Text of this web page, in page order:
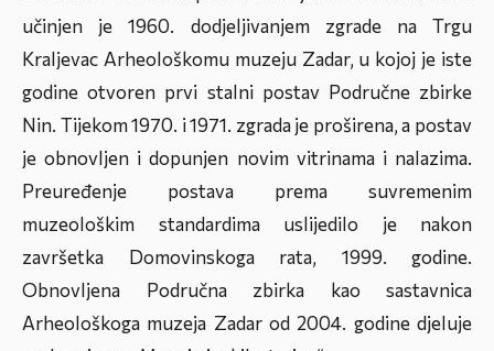
učinjen je 1960. dodjeljivanjem zgrade na Trgu
Kraljevac Arheološkomu muzeju Zadar, u kojoj je iste
godine otvoren prvi stalni postav Područne zbirke
Nin. Tijekom 1970. i 1971. zgrada je proširena, a postav
je obnovljen i dopunjen novim vitrinama i nalazima.
Preuređenje postava prema suvremenim
muzeološkim standardima uslijedilo je nakon
završetka Domovinskoga rata, 1999. godine.
Obnovljena Područna zbirka kao sastavnica
Arheološkoga muzeja Zadar od 2004. godine djeluje